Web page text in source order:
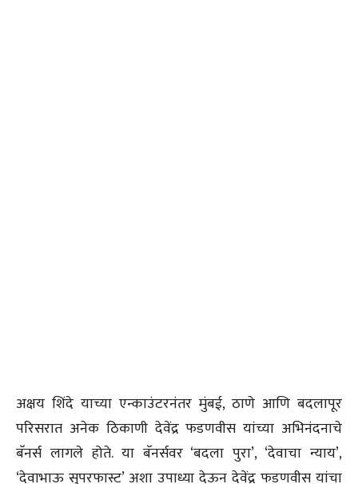
अक्षय शिंदे याच्या एन्काउंटरनंतर मुंबई, ठाणे आणि बदलापूर
परिसरात अनेक ठिकाणी देवेंद्र फडणवीस यांच्या अभिनंदनाचे
बॅनर्स लागले होते. या बॅनर्सवर ‘बदला पुरा’, ‘देवाचा न्याय’,
‘देवाभाऊ सुपरफास्ट’ अशा उपाध्या देऊन देवेंद्र फडणवीस यांचा